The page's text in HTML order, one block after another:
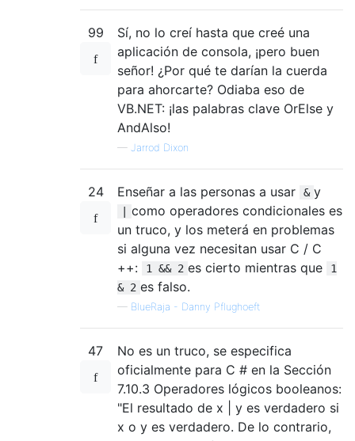
99
Sí, no lo creí hasta que creé una
aplicación de consola, ¡pero buen
señor! ¿Por qué te darían la cuerda
para ahorcarte? Odiaba eso de
VB.NET: ¡las palabras clave OrElse y
AndAlso!
— Jarrod Dixon
24 Enseñar a las personas a usar & y
| como operadores condicionales es
un truco, y los meterá en problemas
si alguna vez necesitan usar C / C
++:
1 && 2 es cierto mientras que
1
& 2 es falso.
— BlueRaja - Danny Pflughoeft
47
No es un truco, se especifica
oficialmente para C # en la Sección
7.10.3 Operadores lógicos booleanos:
"El resultado de x | y es verdadero si
x o y es verdadero. De lo contrario,